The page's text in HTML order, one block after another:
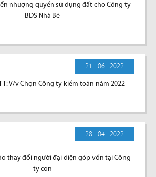
nhượng quyền sử dụng đất cho Công ty
BĐS Nhà Bè
21 - 06 - 2022
V/v Chọn Công ty kiểm toán năm 2022
28 - 04 - 2022
thay đổi người đại diện góp vốn tại Công
ty con